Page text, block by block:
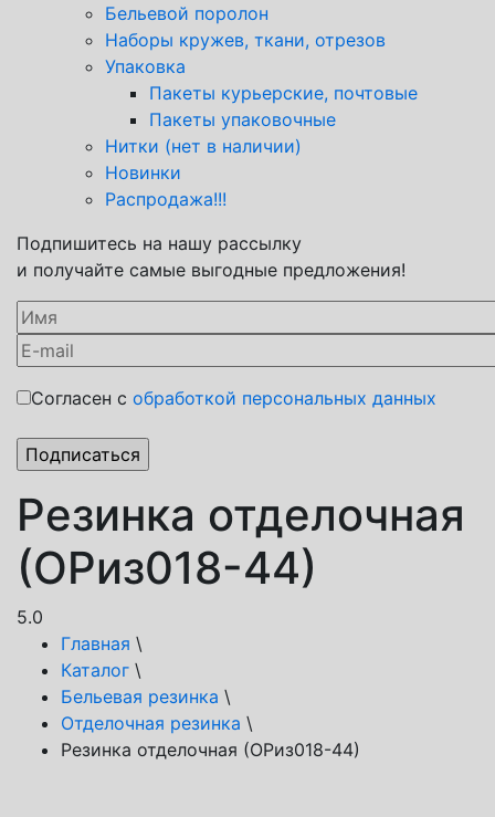
Бельевой поролон
Наборы кружев, ткани, отрезов
Упаковка
Пакеты курьерские, почтовые
Пакеты упаковочные
Нитки (нет в наличии)
Новинки
Распродажа!!!
Подпишитесь на нашу рассылку
и получайте самые выгодные предложения!
Согласен с обработкой персональных данных
Резинка отделочная
(ОРиз018-44)
5.0
Главная \
Каталог \
Бельевая резинка \
Отделочная резинка \
Резинка отделочная (ОРиз018-44)